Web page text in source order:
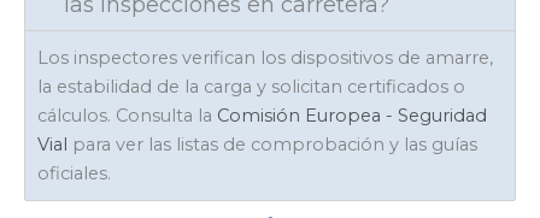
Los inspectores verifican los dispositivos de amarre,
la estabilidad de la carga y solicitan certificados o
cálculos. Consulta la Comisión Europea - Seguridad
Vial
para ver las listas de comprobación y las guías
oficiales.